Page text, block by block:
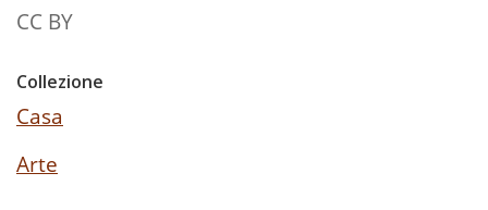
CC BY
Collezione
Casa
Arte